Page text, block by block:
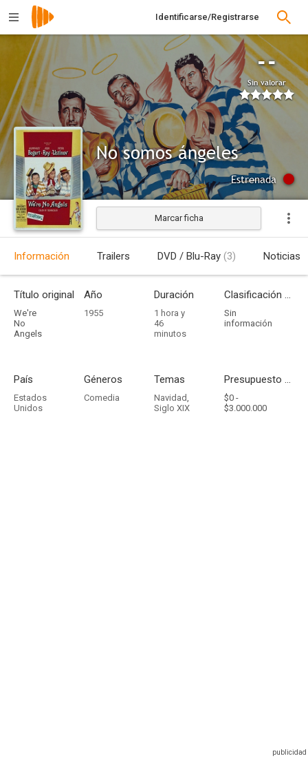
Identificarse/Registrarse
--
Sin valorar
No somos ángeles
Estrenada
Marcar ficha
Información Trailers DVD / Blu-Ray (3) Noticias
Título original
We're
No
Angels
Año
1955
Duración
1 hora y
46
minutos
Clasificación por edades
Sin
información
País
Estados
Unidos
Géneros
Comedia
Temas
Navidad,
Siglo XIX
Presupuesto - Ingresos
$0 -
$3.000.000